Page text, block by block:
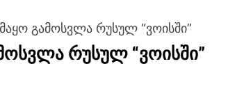
გამოსვლა რუსულ “ვოისში”
რუსულ “ვოისში”